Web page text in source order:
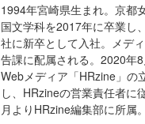
1994年宮崎県生まれ。京都
国文学科を2017年に卒業し
社に新卒として入社。メデ
告課に配属される。2020年
Webメディア「HRzine」の
し、HRzineの営業責任者に
月よりHRzine編集部に所属。